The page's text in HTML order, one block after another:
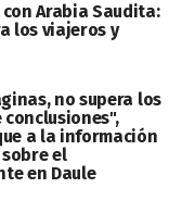
Arabia Saudita:
los viajeros y
no supera los
a la información
el
en Daule